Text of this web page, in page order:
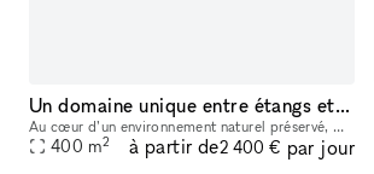
Un domaine unique entre étangs et nature pour vos événements près de Paris
Au cœur d’un environnement naturel préservé, Domaine Les Étangs de la Bassée offre un cadre unique pour organiser des événements mémorables à seulement une heure de Paris. Les espaces de réception p
400 m2 à partir de2 400 € par jour